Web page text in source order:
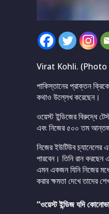
Virat Kohli.
পাকিস্তানের প্রাক্তন
কথাও উল্লেখ করেছেন।
ওয়েস্ট ইন্ডিজের বিরুদ্ধে
এবং নিজের ৫০০ তম
নিজের ইউটিউব চ্যানেলের
পারবেন। তিনি রান
এমন একজন যিনি নিজের
করার ক্ষমতা দেখে তাদের
“ওয়েস্ট ইন্ডিজ যদি